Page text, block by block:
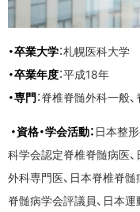
・卒業大学：札幌医科大学
・卒業年度：平成18年
・専門：脊椎脊髄外科一般
・資格・学会活動： 日本整
科学会認定脊椎脊髄病医
外科専門医、日本脊椎脊
脊髄病学会評議員、日本